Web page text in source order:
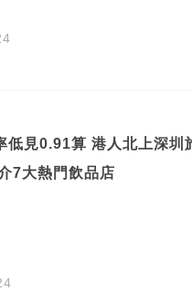
低見0.91算 港人北上深圳
7大熱門飲品店